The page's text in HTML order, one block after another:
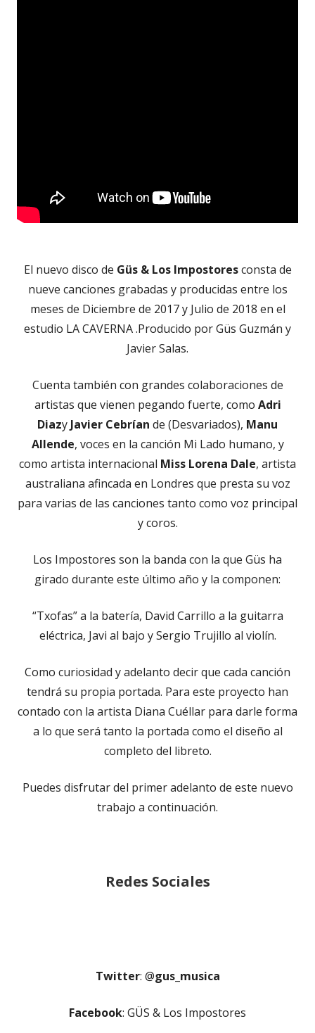
El nuevo disco de Güs & Los Impostoresconsta de
nueve canciones grabadas y producidas entre los
meses de Diciembre de 2017 y Julio de 2018 en el
estudio LA CAVERNA .Producido por Güs Guzmán y
Javier Salas.
Cuenta también con grandes colaboraciones de
artistas que vienen pegando fuerte, como Adri
Diazy Javier Cebrían de (Desvariados), Manu
Allende, voces en la canción Mi Lado humano, y
como artista internacional Miss Lorena Dale, artista
australiana afincada en Londres que presta su voz
para varias de las canciones tanto como voz principal
y coros.
Los Impostores son la banda con la que Güs ha
girado durante este último año y la componen:
“Txofas” a la batería, David Carrillo a la guitarra
eléctrica, Javi al bajo y Sergio Trujillo al violín.
Como curiosidad y adelanto decir que cada canción
tendrá su propia portada. Para este proyecto han
contado con la artista Diana Cuéllar para darle forma
a lo que será tanto la portada como el diseño al
completo del libreto.
Puedes disfrutar del primer adelanto de este nuevo
trabajo a continuación.
Redes Sociales
Twitter: @gus_musica
Facebook: GÜS & Los Impostores